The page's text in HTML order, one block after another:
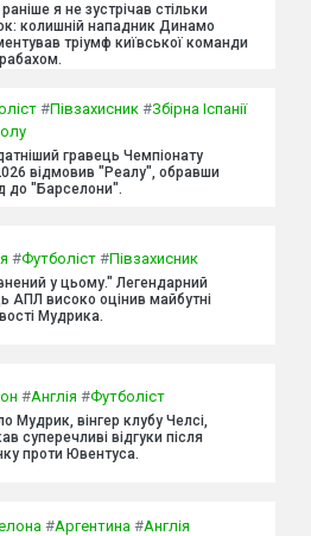
раніше я не зустрічав стільки
колишній нападник Динамо
тріумф київської команди
#Півзахисник #Збірна Іспанії
гравець Чемпіонату
відмовив "Реалу", обравши
до "Барселони".
#Футболіст #Півзахисник
у цьому." Легендарний
АПЛ високо оцінив майбутні
Мудрика.
#Англія #Футболіст
Мудрик, вінгер клубу Челсі,
суперечливі відгуки після
проти Ювентуса.
#Аргентина #Англія